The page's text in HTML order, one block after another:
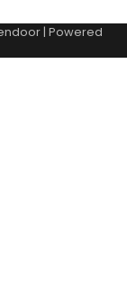
| Powered